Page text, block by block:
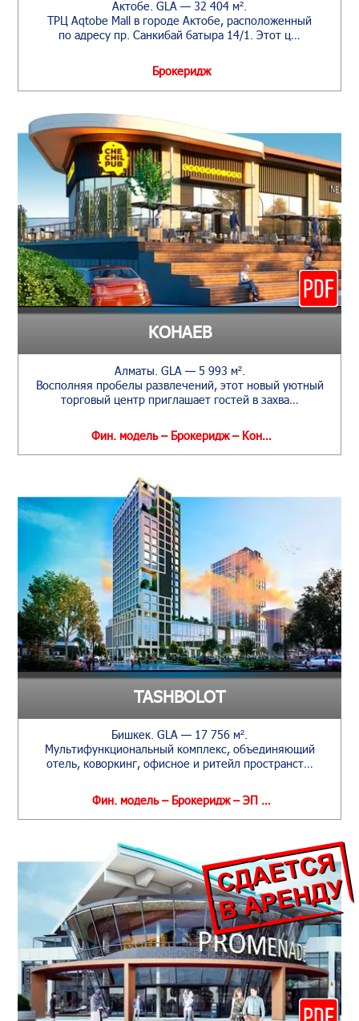
Актобе. GLA — 32 404 м².
ТРЦ Aqtobe Mall в городе Актобе, расположенный
по адресу пр. Санкибай батыра 14/1. Этот ц…
Брокеридж
КОНАЕВ
Алматы. GLA — 5 993 м².
Восполняя пробелы развлечений, этот новый уютный
торговый центр приглашает гостей в захва…
Фин. модель – Брокеридж – Кон…
TASHBOLOT
Бишкек. GLA — 17 756 м².
Мультифункциональный комплекс, объединяющий
отель, коворкинг, офисное и ритейл пространст…
Фин. модель – Брокеридж – ЭП …